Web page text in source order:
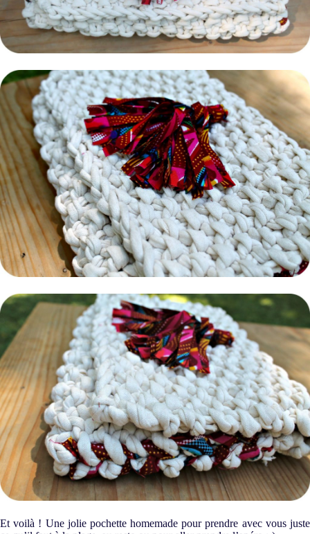
Et voilà ! Une jolie pochette homemade pour prendre avec vous juste